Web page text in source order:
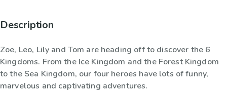
Description
Zoe, Leo, Lily and Tom are heading off to discover the 6
Kingdoms. From the Ice Kingdom and the Forest Kingdom
to the Sea Kingdom, our four heroes have lots of funny,
marvelous and captivating adventures.